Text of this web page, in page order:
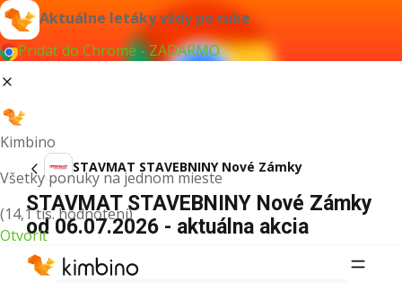
Aktuálne letáky vždy po ruke
Pridať do Chrome - ZADARMO
Kimbino
Všetky ponuky na jednom mieste
(14,1 tis. hodnotení)
Otvoriť
STAVMAT STAVEBNINY Nové Zámky
STAVMAT STAVEBNINY Nové Zámky
od 06.07.2026 - aktuálna akcia